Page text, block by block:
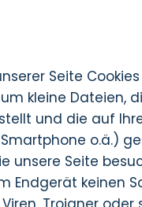
Seite Cookies
kleine Dateien,
und die auf
o.ä.)
unsere Seite
Endgerät keinen